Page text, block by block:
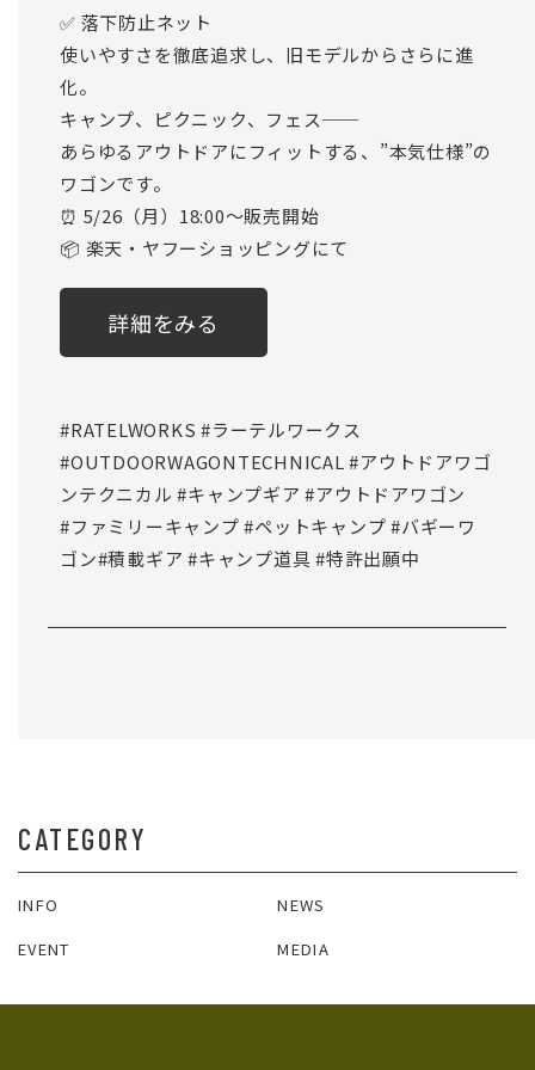
✅ 落下防止ネット
使いやすさを徹底追求し、旧モデルからさらに進
化。
キャンプ、ピクニック、フェス──
あらゆるアウトドアにフィットする、”本気仕様”の
ワゴンです。
⏰ 5/26（月）18:00～販売開始
📦 楽天・ヤフーショッピングにて
詳細をみる
#RATELWORKS #ラーテルワークス
#OUTDOORWAGONTECHNICAL #アウトドアワゴ
ンテクニカル #キャンプギア #アウトドアワゴン
#ファミリーキャンプ #ペットキャンプ#バギーワ
ゴン#積載ギア #キャンプ道具#特許出願中
CATEGORY
INFO
NEWS
EVENT
MEDIA